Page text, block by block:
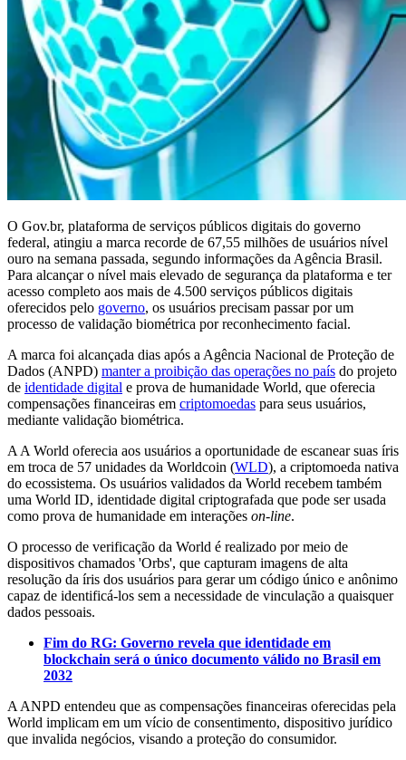
O Gov.br, plataforma de serviços públicos digitais do governo
federal, atingiu a marca recorde de 67,55 milhões de usuários nível
ouro na semana passada, segundo informações da Agência Brasil.
Para alcançar o nível mais elevado de segurança da plataforma e ter
acesso completo aos mais de 4.500 serviços públicos digitais
oferecidos pelo governo, os usuários precisam passar por um
processo de validação biométrica por reconhecimento facial.
A marca foi alcançada dias após a Agência Nacional de Proteção de
Dados (ANPD) manter a proibição das operações no país do projeto
de identidade digital e prova de humanidade World, que oferecia
compensações financeiras em criptomoedas para seus usuários,
mediante validação biométrica.
A A World oferecia aos usuários a oportunidade de escanear suas íris
em troca de 57 unidades da Worldcoin (WLD), a criptomoeda nativa
do ecossistema. Os usuários validados da World recebem também
uma World ID, identidade digital criptografada que pode ser usada
como prova de humanidade em interações on-line.
O processo de verificação da World é realizado por meio de
dispositivos chamados 'Orbs', que capturam imagens de alta
resolução da íris dos usuários para gerar um código único e anônimo
capaz de identificá-los sem a necessidade de vinculação a quaisquer
dados pessoais.
Fim do RG: Governo revela que identidade em
blockchain será o único documento válido no Brasil em
2032
A ANPD entendeu que as compensações financeiras oferecidas pela
World implicam em um vício de consentimento, dispositivo jurídico
que invalida negócios, visando a proteção do consumidor.